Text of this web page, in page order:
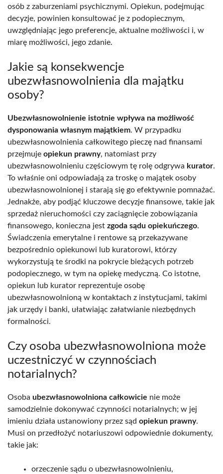
osób z zaburzeniami psychicznymi. Opiekun, podejmując
decyzje, powinien konsultować je z podopiecznym,
uwzględniając jego preferencje, aktualne możliwości i, w
miarę możliwości, jego zdanie.
Jakie są konsekwencje
ubezwłasnowolnienia dla majątku
osoby?
Ubezwłasnowolnienie istotnie wpływa na możliwość
dysponowania własnym majątkiem. W przypadku
ubezwłasnowolnienia całkowitego pieczę nad finansami
przejmuje opiekun prawny, natomiast przy
ubezwłasnowolnieniu częściowym tę rolę odgrywa kurator.
To właśnie oni odpowiadają za troskę o majątek osoby
ubezwłasnowolnionej i starają się go efektywnie pomnażać.
Jednakże, aby podjąć kluczowe decyzje finansowe, takie jak
sprzedaż nieruchomości czy zaciągnięcie zobowiązania
finansowego, konieczna jest zgoda sądu opiekuńczego.
Świadczenia emerytalne i rentowe są przekazywane
bezpośrednio opiekunowi lub kuratorowi, którzy
wykorzystują te środki na pokrycie bieżących potrzeb
podopiecznego, w tym na opiekę medyczną. Co istotne,
opiekun lub kurator reprezentuje osobę
ubezwłasnowolnioną w kontaktach z instytucjami, takimi
jak urzędy i banki, ułatwiając załatwianie niezbędnych
formalności.
Czy osoba ubezwłasnowolniona może
uczestniczyć w czynnościach
notarialnych?
Osoba ubezwłasnowolniona całkowicie nie może
samodzielnie dokonywać czynności notarialnych; w jej
imieniu działa ustanowiony przez sąd opiekun prawny.
Musi on przedłożyć notariuszowi odpowiednie dokumenty,
takie jak:
orzeczenie sądu o ubezwłasnowolnieniu,